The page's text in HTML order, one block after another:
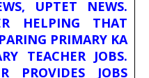
UPTET NEWS.
HELPING THAT
PRIMARY KA
TEACHER JOBS.
PROVIDES JOBS